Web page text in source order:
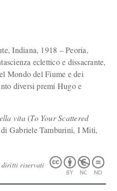
Indiana, 1918 – Peoria,
eclettico e dissacrante,
Mondo del Fiume e dei
diversi premi Hugo e
vita(To Your Scattered
Gabriele Tamburini, I Miti,
riservati